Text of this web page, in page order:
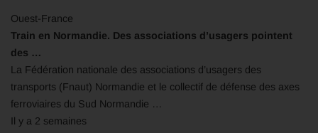
Ouest-France
Train en Normandie. Des associations d’usagers pointent
des …
​La Fédération nationale des associations d’usagers des
transports (Fnaut) Normandie et le collectif de défense des axes
ferroviaires du Sud Normandie …
Il y a 2 semaines